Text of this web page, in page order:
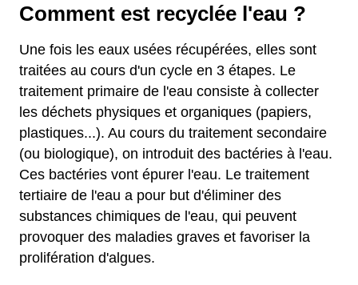
Comment est recyclée l'eau ?
Une fois les eaux usées récupérées, elles sont
traitées au cours d'un cycle en 3 étapes. Le
traitement primaire de l'eau consiste à collecter
les déchets physiques et organiques (papiers,
plastiques...). Au cours du traitement secondaire
(ou biologique), on introduit des bactéries à l'eau.
Ces bactéries vont épurer l'eau. Le traitement
tertiaire de l'eau a pour but d'éliminer des
substances chimiques de l'eau, qui peuvent
provoquer des maladies graves et favoriser la
prolifération d'algues.